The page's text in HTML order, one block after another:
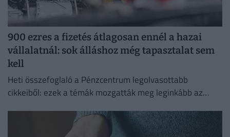
900 ezres a fizetés átlagosan ennél a hazai
vállalatnál: sok álláshoz még tapasztalat sem
kell
Heti összefoglaló a Pénzcentrum legolvasottabb
cikkeiből: ezek a témák mozgatták meg leginkább az